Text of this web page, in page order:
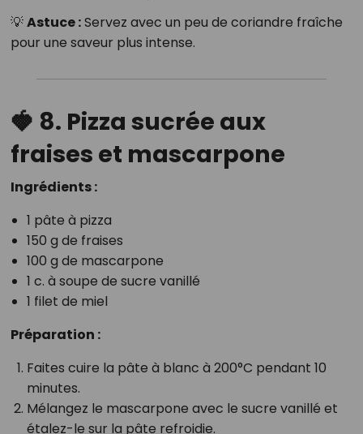
💡Astuce :Servez avec un peu de coriandre fraîche
pour une saveur plus intense.
🍓 8. Pizza sucrée aux
fraises et mascarpone
Ingrédients :
1 pâte à pizza
150 g de fraises
100 g de mascarpone
1 c. à soupe de sucre vanillé
1 filet de miel
Préparation :
Faites cuire la pâte à blanc à 200°C pendant 10
minutes.
Mélangez le mascarpone avec le sucre vanillé et
étalez-le sur la pâte refroidie.